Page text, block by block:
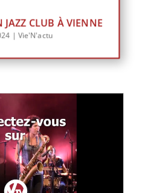
JAZZ CLUB À VIENNE
| Vie'N'actu